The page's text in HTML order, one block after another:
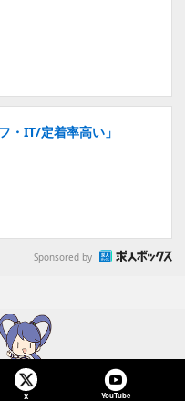
・IT/定着率高い」
Sponsored by
X YouTube